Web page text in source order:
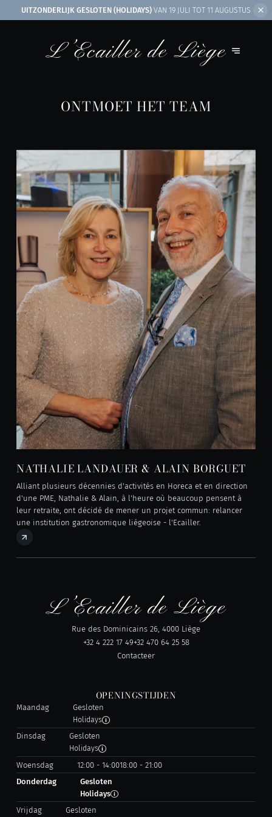
UITZONDERLIJK GESLOTEN (HOLIDAYS) VAN 19 JULI TOT 11 AUGUSTUS
ONTMOET HET TEAM
NATHALIE LANDAUER & ALAIN BORGUET
Alliant plusieurs décennies d'activités en Horeca et en direction
d'une PME, Nathalie & Alain, à l'heure où beaucoup pensent à
leur retraite, ont décidé de mener un projet commun: relancer
une institution gastronomique liégeoise - l'Ecailler.
Rue des Dominicains 26, 4000 Liège
+32 4 222 17 49+32 470 64 25 58
Contacteer
OPENINGSTIJDEN
Maandag
Gesloten
Holidays
Dinsdag
Gesloten
Holidays
Woensdag
12:00 - 14:0018:00 - 21:00
Donderdag
Gesloten
Holidays
Vrijdag
Gesloten